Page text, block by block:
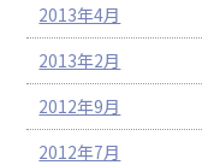
2013年4月
2013年2月
2012年9月
2012年7月